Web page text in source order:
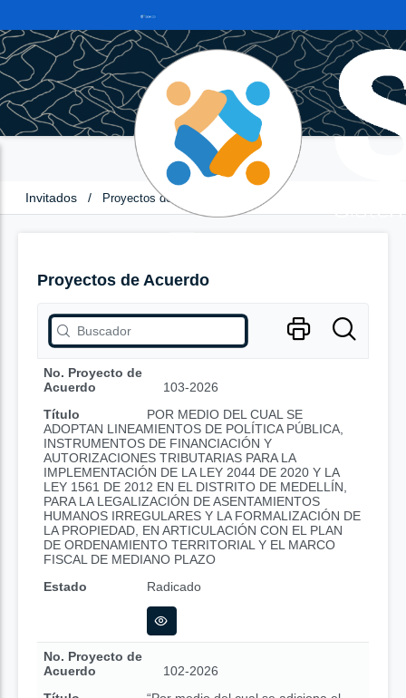
Invitados / Proyectos de Acuerdo
Proyectos de Acuerdo
No. Proyecto de
Acuerdo
103-2026
Título
POR MEDIO DEL CUAL SE
ADOPTAN LINEAMIENTOS DE POLÍTICA PÚBLICA,
INSTRUMENTOS DE FINANCIACIÓN Y
AUTORIZACIONES TRIBUTARIAS PARA LA
IMPLEMENTACIÓN DE LA LEY 2044 DE 2020 Y LA
LEY 1561 DE 2012 EN EL DISTRITO DE MEDELLÍN,
PARA LA LEGALIZACIÓN DE ASENTAMIENTOS
HUMANOS IRREGULARES Y LA FORMALIZACIÓN DE
LA PROPIEDAD, EN ARTICULACIÓN CON EL PLAN
DE ORDENAMIENTO TERRITORIAL Y EL MARCO
FISCAL DE MEDIANO PLAZO
Estado
Radicado
No. Proyecto de
Acuerdo
102-2026